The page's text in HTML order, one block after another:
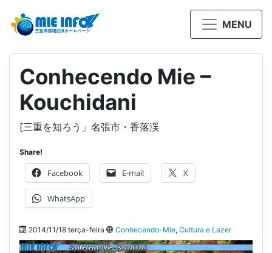
MENU
Conhecendo Mie –
Kouchidani
[三重を知ろう」名張市・香落渓
Share!
Facebook E-mail X
WhatsApp
2014/11/18 terça-feira Conhecendo-Mie, Cultura e Lazer